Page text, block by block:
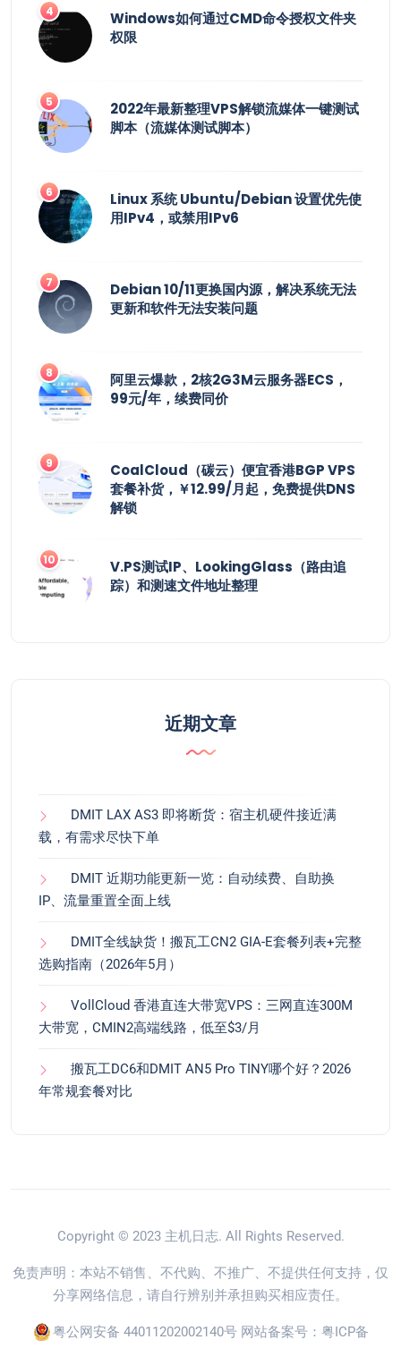
Windows如何通过CMD命令授权文件夹
权限
2022年最新整理VPS解锁流媒体一键测试
脚本（流媒体测试脚本）
Linux 系统 Ubuntu/Debian 设置优先使
用IPv4，或禁用IPv6
Debian 10/11更换国内源，解决系统无法
更新和软件无法安装问题
阿里云爆款，2核2G3M云服务器ECS，
99元/年，续费同价
CoalCloud（碳云）便宜香港BGP VPS
套餐补货，￥12.99/月起，免费提供DNS
解锁
V.PS测试IP、LookingGlass（路由追
踪）和测速文件地址整理
近期文章
DMIT LAX AS3 即将断货：宿主机硬件接近满
载，有需求尽快下单
DMIT 近期功能更新一览：自动续费、自助换
IP、流量重置全面上线
DMIT全线缺货！搬瓦工CN2 GIA-E套餐列表+完整
选购指南（2026年5月）
VollCloud 香港直连大带宽VPS：三网直连300M
大带宽，CMIN2高端线路，低至$3/月
搬瓦工DC6和DMIT AN5 Pro TINY哪个好？2026
年常规套餐对比
Copyright © 2023 主机日志. All Rights Reserved.
免责声明：本站不销售、不代购、不推广、不提供任何支持，仅
分享网络信息，请自行辨别并承担购买相应责任。
粤公网安备 44011202002140号 网站备案号： 粤ICP备